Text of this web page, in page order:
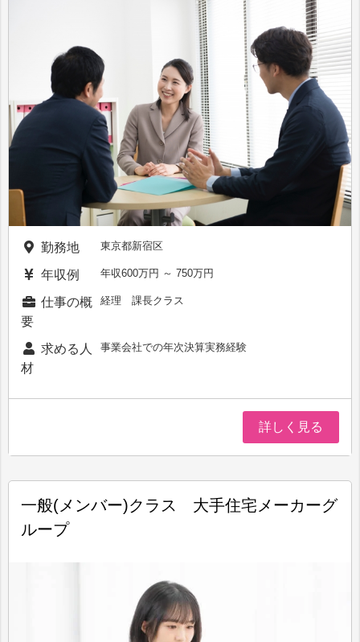
勤務地 東京都新宿区
年収例 年収600万円 ～ 750万円
仕事の概
要
経理 課長クラス
求める人
材
事業会社での年次決算実務経験
詳しく見る
一般(メンバー)クラス 大手住宅メーカーグ
ループ